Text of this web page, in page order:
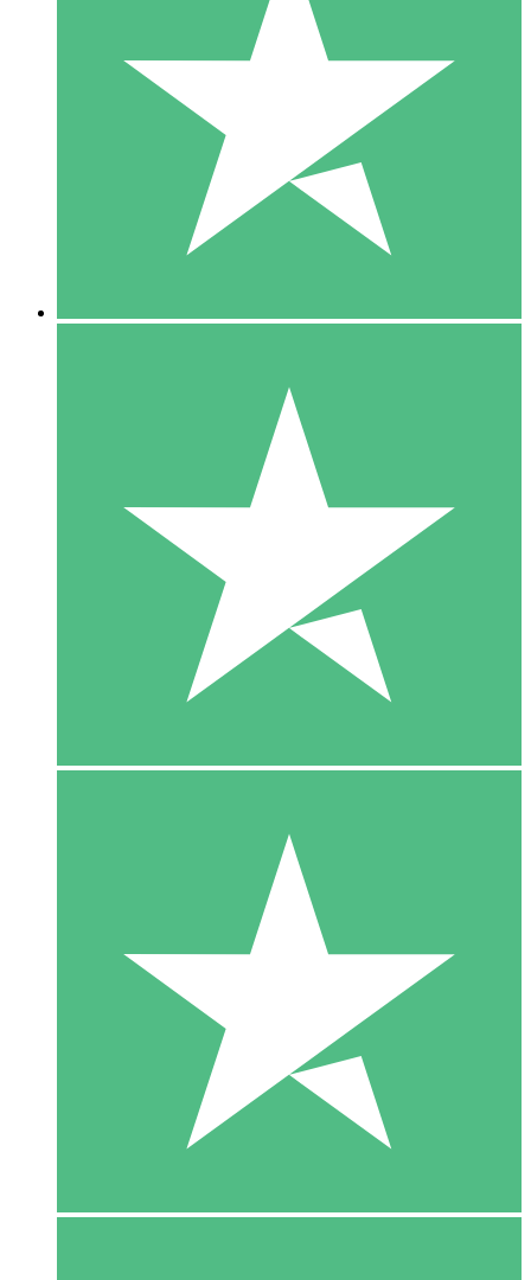
Individuelle Credit-Pakete
Zahlen Sie nach Bedarf mit Download-Credits. Keine
monatliche Verpflichtung erforderlich.
10 00
10 Downloads
20 00